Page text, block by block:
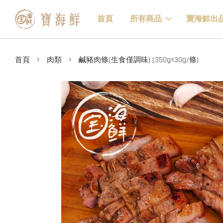
首頁 所有商品 寶海鮮出
首頁 › 肉類 › 鹹豬肉條(生食僅調味) (350g±30g/條)